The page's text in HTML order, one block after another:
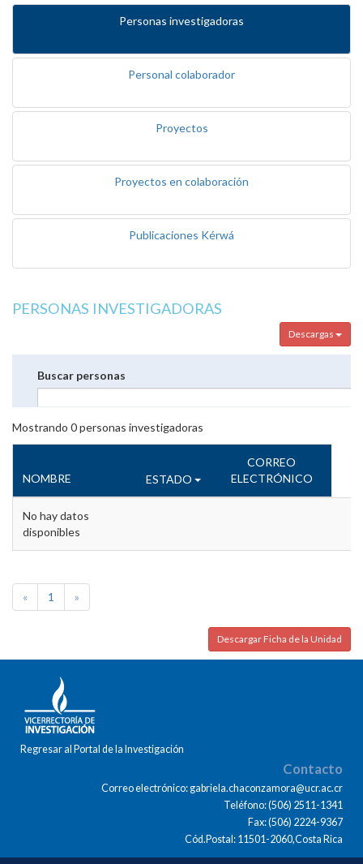
Personas investigadoras
Personal colaborador
Proyectos
Proyectos en colaboración
Publicaciones Kérwá
PERSONAS INVESTIGADORAS
Descargas
Buscar personas
Mostrando 0personas investigadoras
NOMBRE ESTADO
CORREO
ELECTRÓNICO
No hay datos
disponibles
« 1 »
Descargar Ficha de la Unidad
Regresar al Portal de la Investigación
Contacto
Correo electrónico: gabriela.chaconzamora@ucr.ac.cr
Teléfono: (506) 2511-1341
Fax: (506) 2224-9367
Cód.Postal: 11501-2060,Costa Rica